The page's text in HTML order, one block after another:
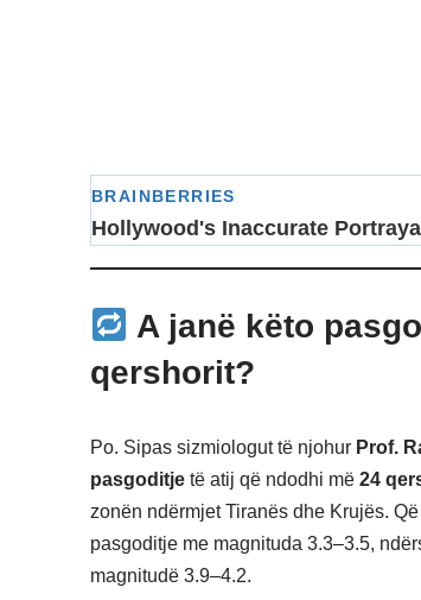
A janë këto
qershorit?
Po. Sipas sizmiologut të njohur Prof.
pasgoditje të atij që ndodhi më 24
zonën ndërmjet Tiranës dhe Krujës.
pasgoditje me magnituda 3.3–3.5,
magnitudë 3.9–4.2.